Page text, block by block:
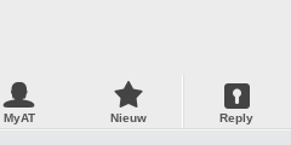
MyAT Nieuw Reply